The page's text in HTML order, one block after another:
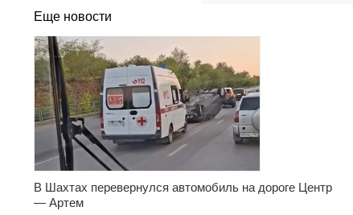
Еще новости
В Шахтах перевернулся автомобиль на дороге Центр
— Артем